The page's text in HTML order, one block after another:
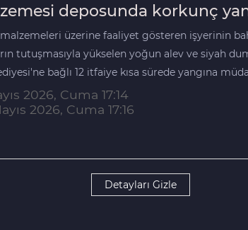
deposunda korkunç
malzemeleri üzerine faaliyet gösteren işyerinin
tutuşmasıyla yükselen yoğun alev ve siyah
bağlı 12 itfaiye kısa sürede yangına
2026, Cuma 17:14
2026, Cuma 17:16
Detayları Gizle